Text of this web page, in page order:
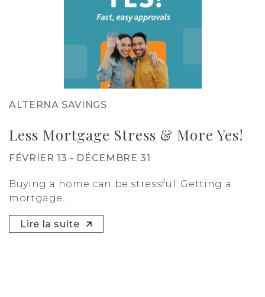
ALTERNA SAVINGS
Less Mortgage Stress & More Yes!
FÉVRIER 13 - DÉCEMBRE 31
Buying a home can be stressful. Getting a
mortgage...
Lire la suite